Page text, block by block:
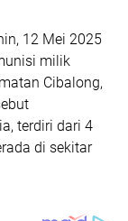
12 Mei 2025
milik
Cibalong,
terdiri dari 4
di sekitar